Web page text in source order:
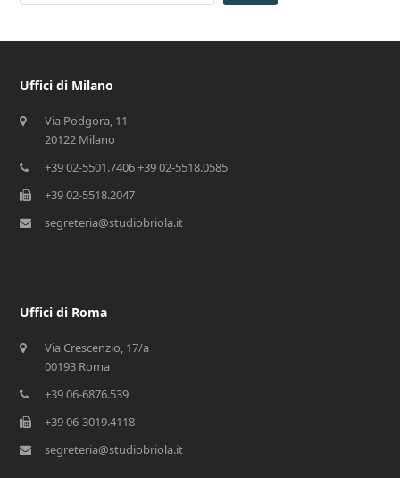
Uffici di Milano
Via Podgora, 11
20122 Milano
+39 02-5501.7406 +39 02-5518.0585
+39 02-5518.2047
segreteria@studiobriola.it
Uffici di Roma
Via Crescenzio, 17/a
00193 Roma
+39 06-6876.539
+39 06-3019.4118
segreteria@studiobriola.it